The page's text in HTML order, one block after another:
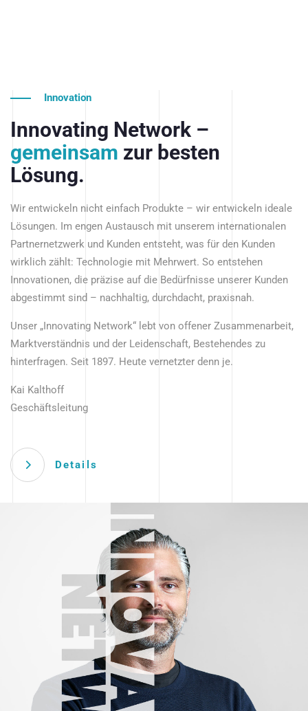
Innovation
Innovating Network –
gemeinsam zur besten
Lösung.
Wir entwickeln nicht einfach Produkte – wir entwickeln ideale
Lösungen. Im engen Austausch mit unserem internationalen
Partnernetzwerk und Kunden entsteht, was für den Kunden
wirklich zählt: Technologie mit Mehrwert. So entstehen
Innovationen, die präzise auf die Bedürfnisse unserer Kunden
abgestimmt sind – nachhaltig, durchdacht, praxisnah.
Unser „Innovating Network“ lebt von offener Zusammenarbeit,
Marktverständnis und der Leidenschaft, Bestehendes zu
hinterfragen. Seit 1897. Heute vernetzter denn je.
Kai Kalthoff
Geschäftsleitung
Details